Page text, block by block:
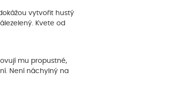
vytvořit hustý
Kvete od
mu propustné,
Není náchylný na